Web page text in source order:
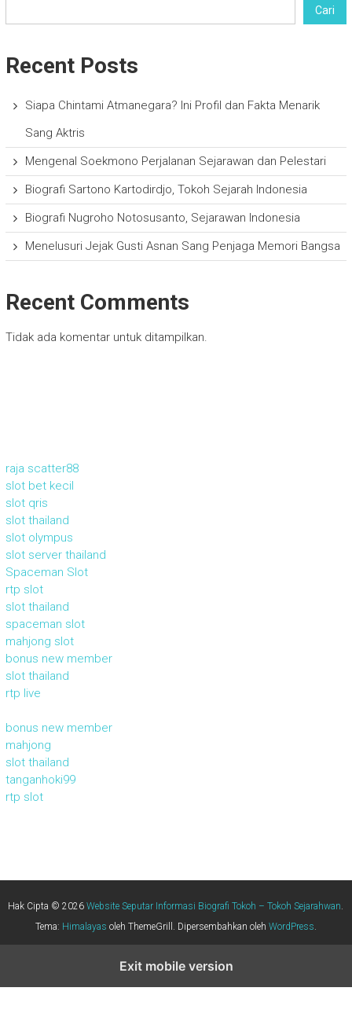
Cari
Recent Posts
Siapa Chintami Atmanegara? Ini Profil dan Fakta Menarik
Sang Aktris
Mengenal Soekmono Perjalanan Sejarawan dan Pelestari
Biografi Sartono Kartodirdjo, Tokoh Sejarah Indonesia
Biografi Nugroho Notosusanto, Sejarawan Indonesia
Menelusuri Jejak Gusti Asnan Sang Penjaga Memori Bangsa
Recent Comments
Tidak ada komentar untuk ditampilkan.
raja scatter88
slot bet kecil
slot qris
slot thailand
slot olympus
slot server thailand
Spaceman Slot
rtp slot
slot thailand
spaceman slot
mahjong slot
bonus new member
slot thailand
rtp live
bonus new member
mahjong
slot thailand
tanganhoki99
rtp slot
Hak Cipta © 2026Website Seputar Informasi Biografi Tokoh – Tokoh Sejarahwan.
Tema: Himalayas oleh ThemeGrill. Dipersembahkan oleh WordPress.
Exit mobile version